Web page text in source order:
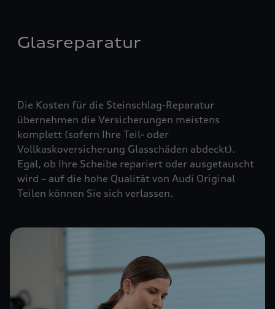
Glasreparatur
Die Kosten für die Steinschlag-Reparatur
übernehmen die Versicherungen meistens
komplett (sofern Ihre Teil- oder
Vollkaskoversicherung Glasschäden abdeckt).
Egal, ob Ihre Scheibe repariert oder ausgetauscht
wird – auf die hohe Qualität von Audi Original
Teilen können Sie sich verlassen.